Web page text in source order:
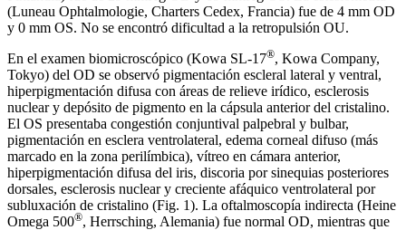
(Luneau Ophtalmologie, Charters Cedex, Francia) fue de 4 mm OD
y 0 mm OS. No se encontró dificultad a la retropulsión OU.
En el examen biomicroscópico (Kowa SL-17®, Kowa Company,
Tokyo) del OD se observó pigmentación escleral lateral y ventral,
hiperpigmentación difusa con áreas de relieve irídico, esclerosis
nuclear y depósito de pigmento en la cápsula anterior del cristalino.
El OS presentaba congestión conjuntival palpebral y bulbar,
pigmentación en esclera ventrolateral, edema corneal difuso (más
marcado en la zona perilímbica), vítreo en cámara anterior,
hiperpigmentación difusa del iris, discoria por sinequias posteriores
dorsales, esclerosis nuclear y creciente afáquico ventrolateral por
subluxación de cristalino (Fig. 1). La oftalmoscopía indirecta (Heine
Omega 500®, Herrsching, Alemania) fue normal OD, mientras que